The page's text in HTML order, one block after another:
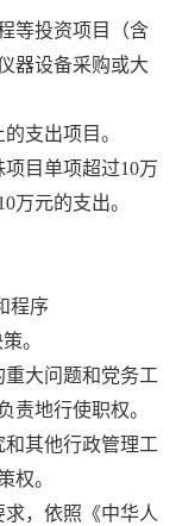
等投资项目（含
器设备采购或大
支出项目。
项目单项超过10万
万元的支出。
程序
。
大问题和党务工
责地行使职权。
其他行政管理工
权。
，依照《中华人